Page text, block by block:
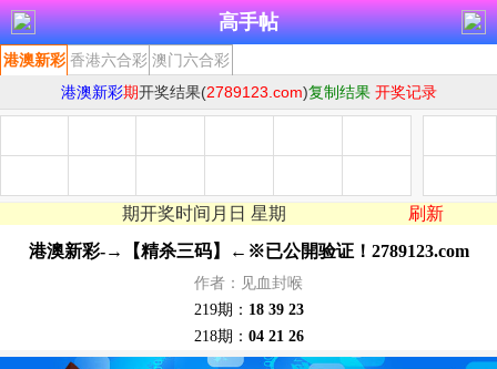
高手帖
港澳新彩-→【精杀三码】←※已公開验证！2789123.com
作者：见血封喉
219期： 18 39 23
218期： 04 21 26